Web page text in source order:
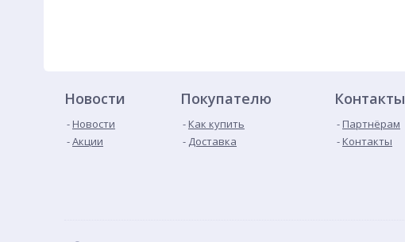
Новости
Новости
Акции
Покупателю
Как купить
Доставка
Контакты
Партнёрам
Контакты